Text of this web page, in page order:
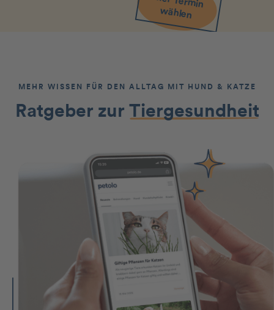
w
ählen
MEHR WISSEN FÜR DEN ALLTAG MIT HUND & KATZE
Ratgeber zur Tiergesundheit